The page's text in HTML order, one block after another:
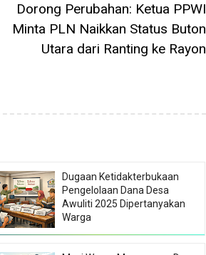
Dorong Perubahan: Ketua PPWI
Minta PLN Naikkan Status Buton
Utara dari Ranting ke Rayon
Dugaan Ketidakterbukaan
Pengelolaan Dana Desa
Awuliti 2025 Dipertanyakan
Warga